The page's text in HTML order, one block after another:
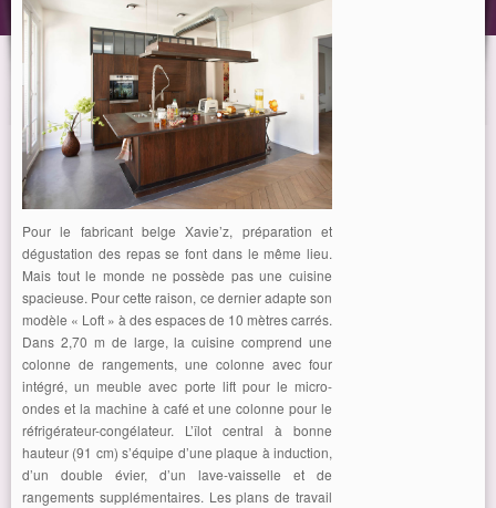
Pour le fabricant belge Xavie’z, préparation et
dégustation des repas se font dans le même lieu.
Mais tout le monde ne possède pas une cuisine
spacieuse. Pour cette raison, ce dernier adapte son
modèle « Loft » à des espaces de 10 mètres carrés.
Dans 2,70 m de large, la cuisine comprend une
colonne de rangements, une colonne avec four
intégré, un meuble avec porte lift pour le micro-
ondes et la machine à café et une colonne pour le
réfrigérateur-congélateur. L’îlot central à bonne
hauteur (91 cm) s’équipe d’une plaque à induction,
d’un double évier, d’un lave-vaisselle et de
rangements supplémentaires. Les plans de travail